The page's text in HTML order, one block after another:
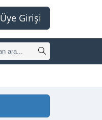
Üye Girişi